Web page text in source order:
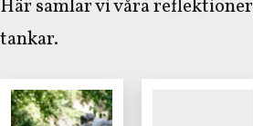
Här samlar vi våra
tankar.